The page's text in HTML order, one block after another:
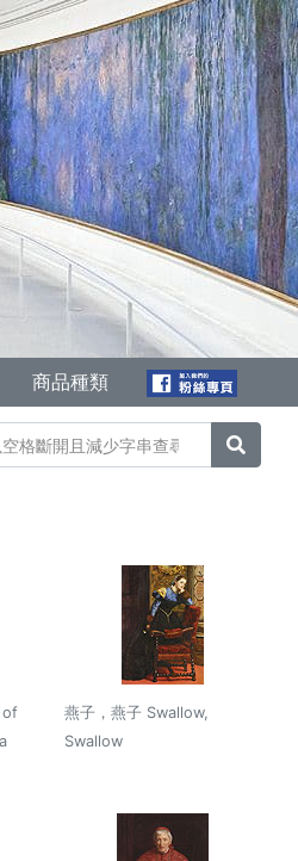
商品種類
of
燕子，燕子 Swallow,
Swallow